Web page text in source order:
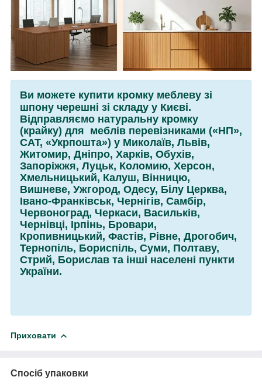
Ви можете купити кромку меблеву зі
шпону черешні зі складу у Києві.
Відправляємо натуральну кромку
(крайку) для меблів перевізниками («НП»,
САТ, «Укрпошта») у Миколаїв, Львів,
Житомир, Дніпро, Харків, Обухів,
Запоріжжя, Луцьк, Коломию, Херсон,
Хмельницький, Калуш, Вінницю,
Вишневе, Ужгород, Одесу, Білу Церква,
Івано-Франківськ, Чернігів, Самбір,
Червоноград, Черкаси, Васильків,
Чернівці, Ірпінь, Бровари,
Кропивницький, Фастів, Рівне, Дрогобич,
Тернопіль, Бориспіль, Суми, Полтаву,
Стрий, Борислав та інші населені пункти
України.
Приховати
Спосіб упаковки